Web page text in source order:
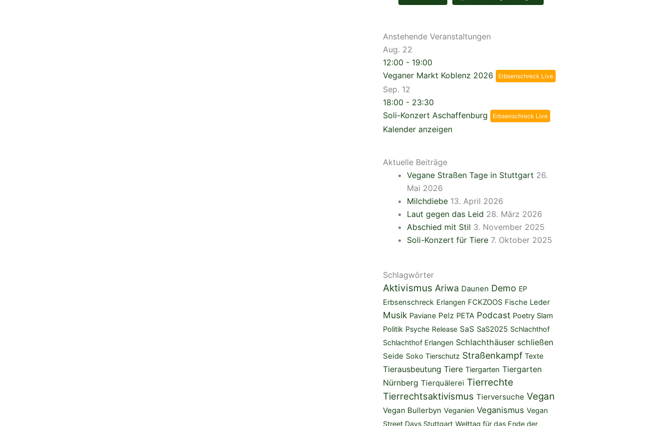
Anstehende Veranstaltungen
Aug. 22
12:00 - 19:00
Veganer Markt Koblenz 2026
Erbsenschreck Live
Sep. 12
18:00 - 23:30
Soli-Konzert Aschaffenburg
Erbsenschreck Live
Kalender anzeigen
Aktuelle Beiträge
Vegane Straßen Tage in Stuttgart 26.
Mai 2026
Milchdiebe 13. April 2026
Laut gegen das Leid 28. März 2026
Abschied mit Stil 3. November 2025
Soli-Konzert für Tiere 7. Oktober 2025
Schlagwörter
Aktivismus Ariwa Daunen Demo EP
Erbsenschreck Erlangen FCKZOOS Fische Leder
Musik Paviane Pelz PETA Podcast Poetry Slam
Politik Psyche Release SaS SaS2025 Schlachthof
Schlachthof Erlangen Schlachthäuser schließen
Seide Soko Tierschutz Straßenkampf Texte
Tierausbeutung Tiere Tiergarten Tiergarten
Nürnberg Tierquälerei Tierrechte
Tierrechtsaktivismus Tierversuche Vegan
Vegan Bullerbyn Veganien Veganismus Vegan
Street Days Stuttgart Welttag für das Ende der